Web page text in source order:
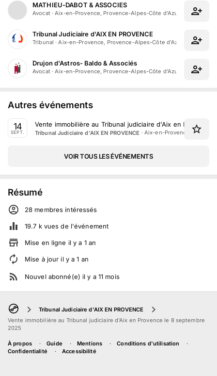
MATHIEU-DABOT & ASSOCIES
Avocat·Aix-en-Provence, Provence-Alpes-Côte d'Azur
Tribunal Judiciaire d'AIX EN PROVENCE
Tribunal ·Aix-en-Provence, Provence-Alpes-Côte d'Azur
Drujon d'Astros- Baldo & Associés
Avocat·Aix-en-Provence, Provence-Alpes-Côte d'Azur
Autres événements
14
SEPT.
Vente immobilière au Tribunal judiciaire d'Aix en Provence
Tribunal Judiciaire d'AIX EN PROVENCE · Aix-en-Provence,
VOIR TOUS LES ÉVÉNEMENTS
Résumé
28 membres intéressés
19.7 kvues de l'événement
Mise en ligne il y a 1 an
Mise à jour il y a1 an
Nouvel abonné(e) il y a 11 mois
Tribunal Judiciaire d'AIX EN PROVENCE
Vente immobilière au Tribunal judiciaire d'Aix en Provence le 8 septembre
2025
À propos Guide Mentions
Conditions d'utilisation
Confidentialité
Accessibilité